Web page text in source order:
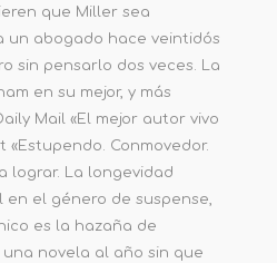
que Miller sea
un abogado hace veintidós
sin pensarlo dos veces. La
en su mejor, y más
Mail «El mejor autor vivo
«Estupendo. Conmovedor.
lograr. La longevidad
en el género de suspense,
es la hazaña de
novela al año sin que